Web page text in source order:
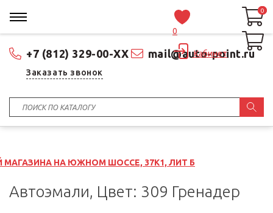
+7 (812) 329-00-XX mail@auto-point.ru
Заказать звонок
0
Кабинет
0
0
ЮЖНОМ ШОССЕ, 37К1, ЛИТ Б
Автоэмали, Цвет: 309 Гренадер